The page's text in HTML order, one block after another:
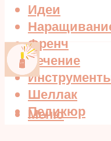
Идеи
Френч
Лечение
Шеллак
Педикюр
Меню